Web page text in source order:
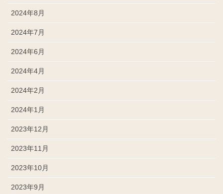
2024年8月
2024年7月
2024年6月
2024年4月
2024年2月
2024年1月
2023年12月
2023年11月
2023年10月
2023年9月